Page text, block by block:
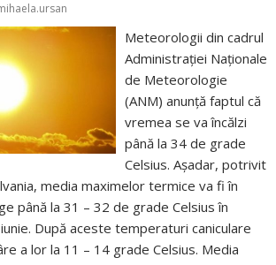
Meteorologii din cadrul
Administrației Naționale
de Meteorologie
(ANM) anunță faptul că
vremea se va încălzi
până la 34 de grade
Celsius. Așadar, potrivit
media maximelor termice va fi în
până la 31 – 32 de grade Celsius în
După aceste temperaturi caniculare
a lor la 11 – 14 grade Celsius. Media